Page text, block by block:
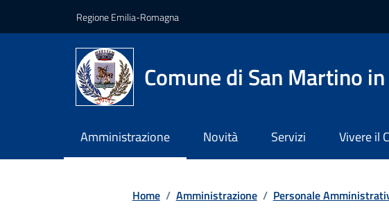
Regione Emilia-Romagna
Comune di San Martino
Amministrazione Novità Servizi Vivere il
Home / Amministrazione / Personale